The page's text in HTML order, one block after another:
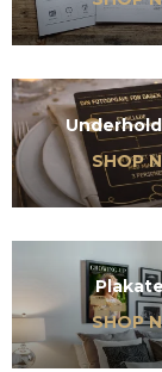
SHOP
SHOP